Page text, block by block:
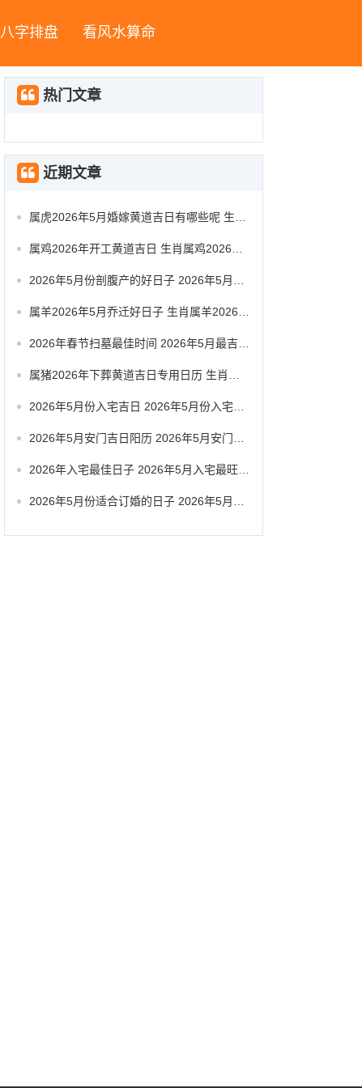
八字排盘 看风水算命
热门文章
近期文章